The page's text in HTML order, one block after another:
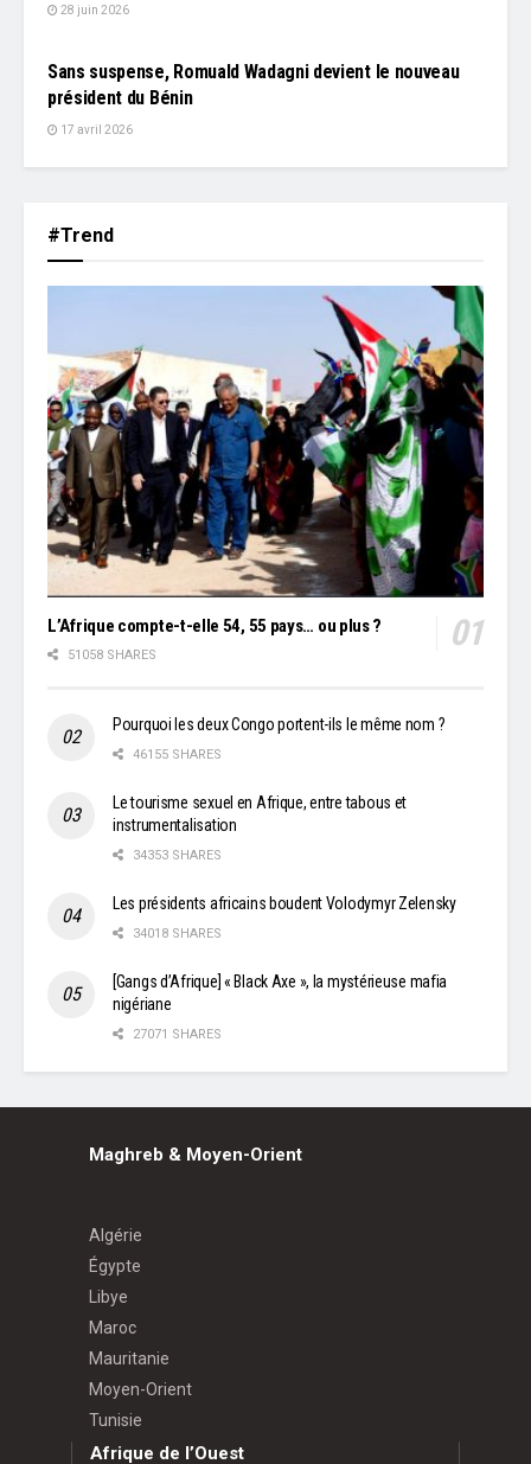
28 juin 2026
Sans suspense, Romuald Wadagni devient le nouveau
président du Bénin
17 avril 2026
#Trend
L’Afrique compte-t-elle 54, 55 pays… ou plus ?
51058 SHARES
Pourquoi les deux Congo portent-ils le même nom ?
46155 SHARES
Le tourisme sexuel en Afrique, entre tabous et
instrumentalisation
34353 SHARES
Les présidents africains boudent Volodymyr Zelensky
34018 SHARES
[Gangs d’Afrique] « Black Axe », la mystérieuse mafia
nigériane
27071 SHARES
Maghreb & Moyen-Orient
Algérie
Égypte
Libye
Maroc
Mauritanie
Moyen-Orient
Tunisie
Afrique de l’Ouest